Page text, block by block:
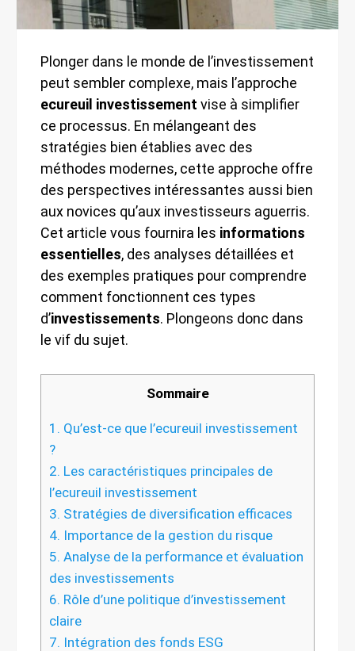
Plonger dans le monde de l’investissement
peut sembler complexe, mais l’approche
ecureuil investissement vise à simplifier
ce processus. En mélangeant des
stratégies bien établies avec des
méthodes modernes, cette approche offre
des perspectives intéressantes aussi bien
aux novices qu’aux investisseurs aguerris.
Cet article vous fournira les informations
essentielles, des analyses détaillées et
des exemples pratiques pour comprendre
comment fonctionnent ces types
d’investissements. Plongeons donc dans
le vif du sujet.
Sommaire
1. Qu’est-ce que l’ecureuil investissement
?
2. Les caractéristiques principales de
l’ecureuil investissement
3. Stratégies de diversification efficaces
4. Importance de la gestion du risque
5. Analyse de la performance et évaluation
des investissements
6. Rôle d’une politique d’investissement
claire
7. Intégration des fonds ESG